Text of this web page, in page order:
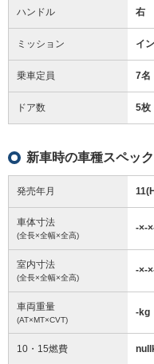
ハンドル 右
ミッション イ
乗車定員 7名
ドア数 5枚
新車時の車種スペック
発売年月
車体寸法
(全長×全幅×全高)
-×-×
室内寸法
(全長×全幅×全高)
-×-×
車両重量
(AT×MT×CVT)
-kg
10・15燃費